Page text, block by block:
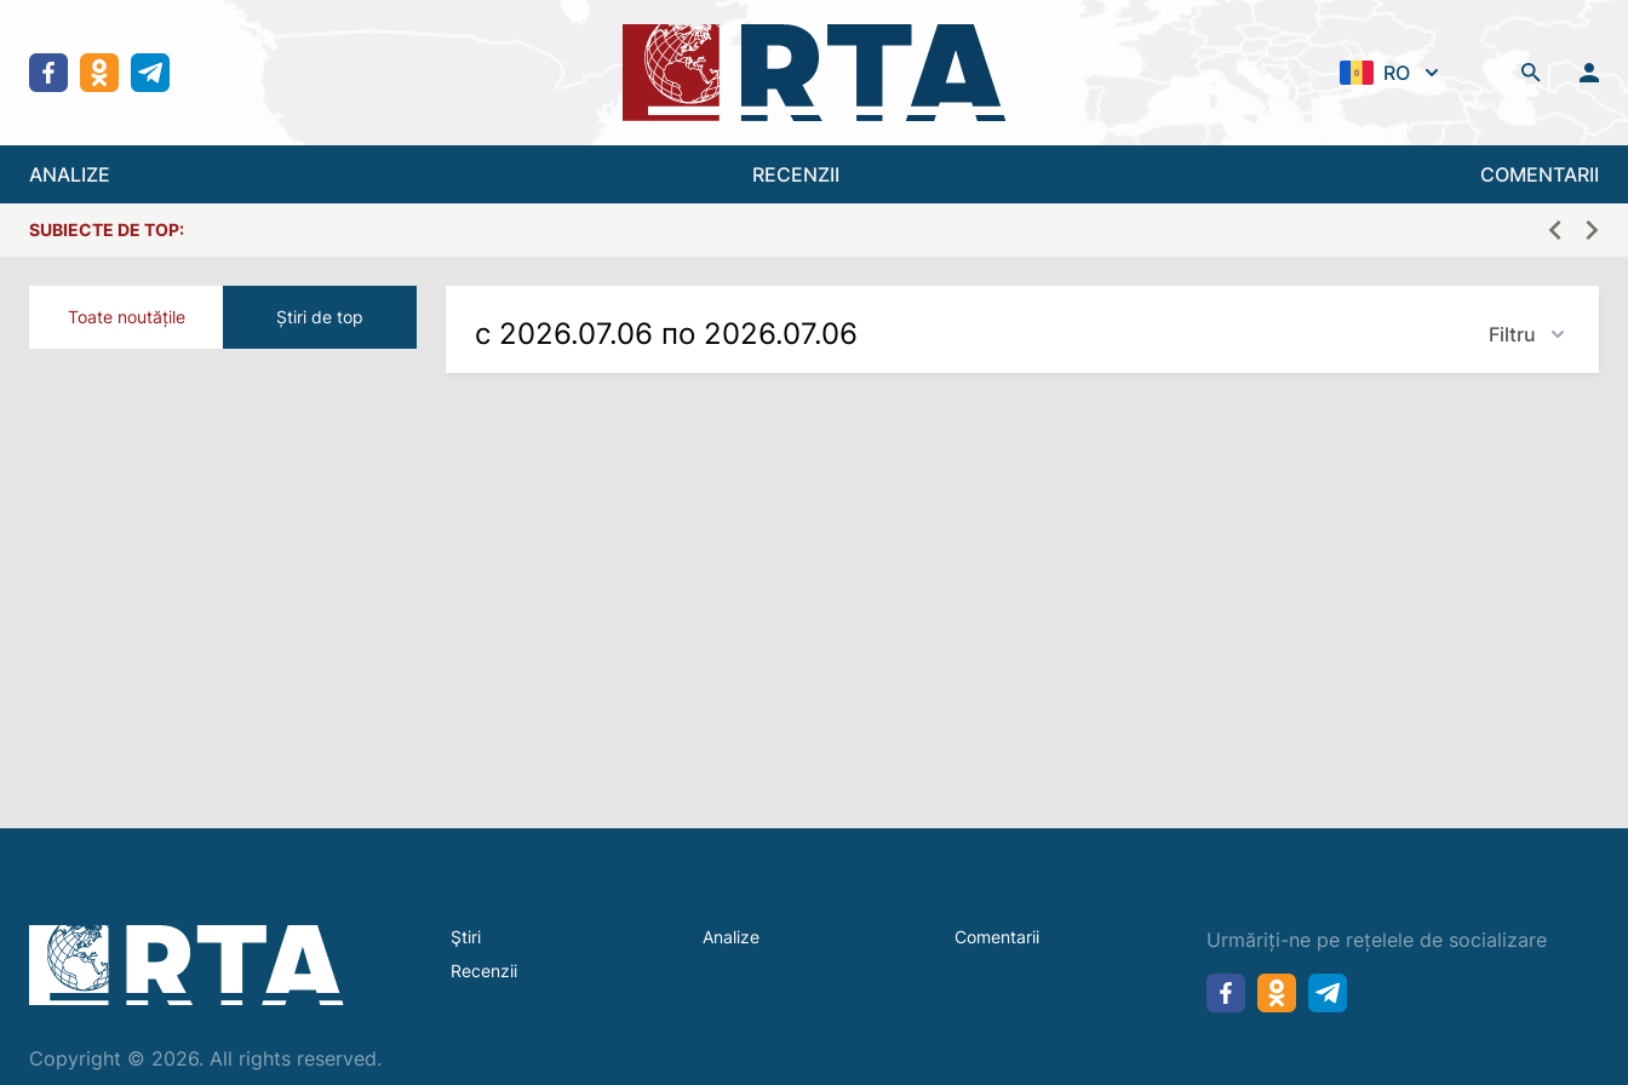
RO
ANALIZE RECENZII COMENTARII
SUBIECTE DE TOP:
Toate noutățile Știri de top с 2026.07.06 по 2026.07.06 Filtru
Copyright © 2026. All rights reserved.
Ştiri Analize
Comentarii
Recenzii
Urmăriți-ne pe rețelele de socializare